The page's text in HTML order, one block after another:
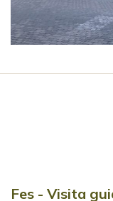
Fes - Visita